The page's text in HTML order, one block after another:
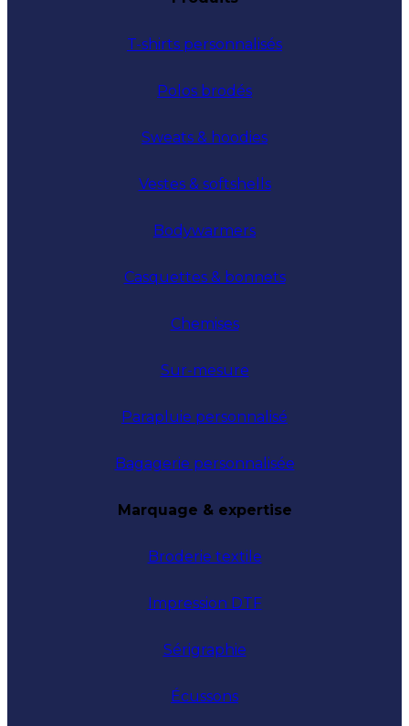
T-shirts personnalisés
Polos brodés
Sweats & hoodies
Vestes & softshells
Bodywarmers
Casquettes & bonnets
Chemises
Sur-mesure
Parapluie personnalisé
Bagagerie personnalisée
Marquage & expertise
Broderie textile
Impression DTF
Sérigraphie
Écussons